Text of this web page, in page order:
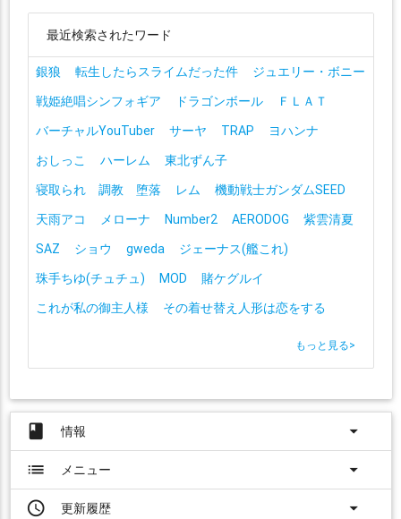
最近検索されたワード
銀狼 転生したらスライムだった件
ジュエリー・ボニー
戦姫絶唱シンフォギア
ドラゴンボール
ＦＬＡＴ
バーチャルYouTuber
サーヤ TRAP
ヨハンナ
おしっこ
ハーレム
東北ずん子
寝取られ 調教 堕落
レム
機動戦士ガンダムSEED
天雨アコ
メローナ Number2 AERODOG
紫雲清夏
SAZ
ショウ gweda
ジェーナス(艦これ)
珠手ちゆ(チュチュ)
MOD
賭ケグルイ
これが私の御主人様
その着せ替え人形は恋をする
もっと見る>
book 情報
arrow_drop_down
list
メニュー
arrow_drop_down
access_time
更新履歴 arrow_drop_down